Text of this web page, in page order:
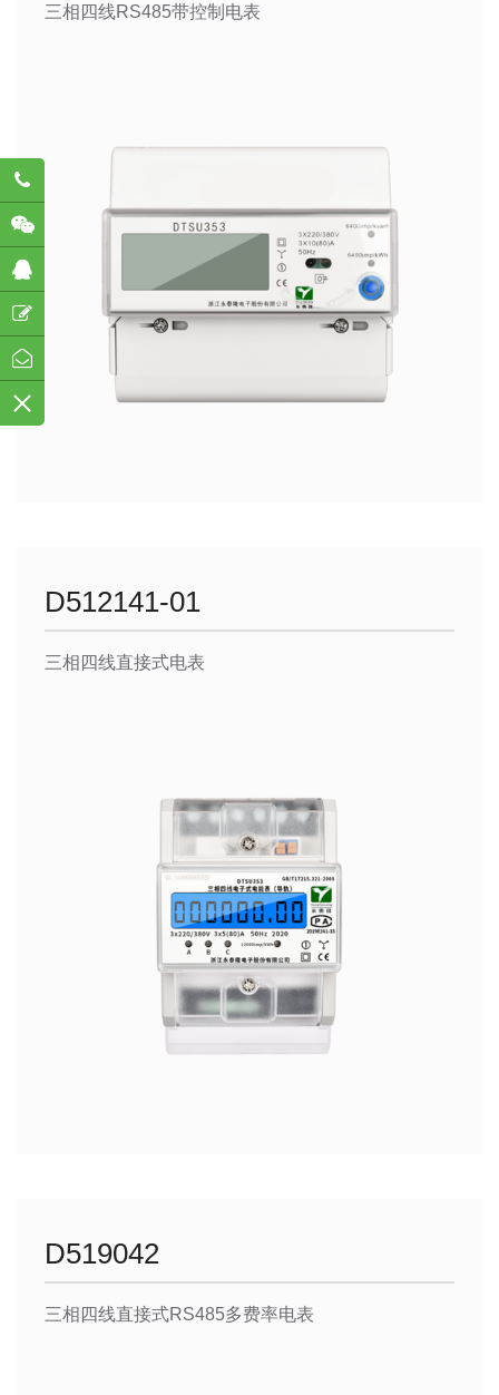
三相四线RS485带控制电表
D512141-01
三相四线直接式电表
D519042
三相四线直接式RS485多费率电表